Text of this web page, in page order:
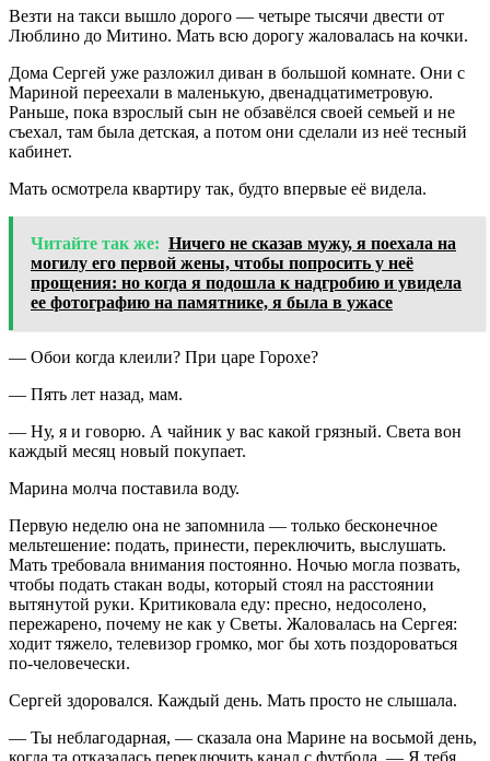
Везти на такси вышло дорого — четыре тысячи двести от
Люблино до Митино. Мать всю дорогу жаловалась на кочки.
Дома Сергей уже разложил диван в большой комнате. Они с
Мариной переехали в маленькую, двенадцатиметровую.
Раньше, пока взрослый сын не обзавёлся своей семьей и не
съехал, там была детская, а потом они сделали из неё тесный
кабинет.
Мать осмотрела квартиру так, будто впервые её видела.
Читайте так же: Ничего не сказав мужу, я поехала на
могилу его первой жены, чтобы попросить у неё
прощения: но когда я подошла к надгробию и увидела
ее фотографию на памятнике, я была в ужасе
— Обои когда клеили? При царе Горохе?
— Пять лет назад, мам.
— Ну, я и говорю. А чайник у вас какой грязный. Света вон
каждый месяц новый покупает.
Марина молча поставила воду.
Первую неделю она не запомнила — только бесконечное
мельтешение: подать, принести, переключить, выслушать.
Мать требовала внимания постоянно. Ночью могла позвать,
чтобы подать стакан воды, который стоял на расстоянии
вытянутой руки. Критиковала еду: пресно, недосолено,
пережарено, почему не как у Светы. Жаловалась на Сергея:
ходит тяжело, телевизор громко, мог бы хоть поздороваться
по-человечески.
Сергей здоровался. Каждый день. Мать просто не слышала.
— Ты неблагодарная, — сказала она Марине на восьмой день,
когда та отказалась переключить канал с футбола. — Я тебя